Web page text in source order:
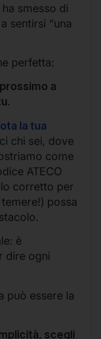
smesso di
sentirsi “una
perfetta:
a
.
la tua
chi sei, dove
come
ATECO
corretto per
possa
è
dire ogni
può essere la
scegli